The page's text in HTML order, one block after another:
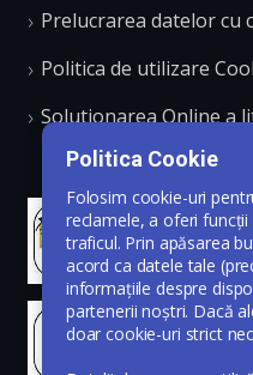
Prelucrarea datelor cu
Politica de utilizare
Solutionarea Online a
Politica Cookie
Folosim cookie-uri
reclamele, a oferi
traficul. Prin apăsarea
acord ca datele tale
informațiile despre
partenerii noștri. Dacă
doar cookie-uri strict